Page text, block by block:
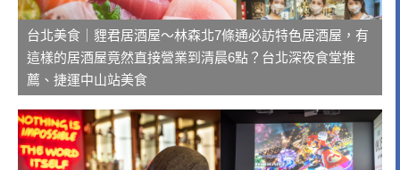
台北美食｜貍君居酒屋～林森北7條通必訪特色居酒屋，有
這樣的居酒屋竟然直接營業到清晨6點？台北深夜食堂推
薦、捷運中山站美食